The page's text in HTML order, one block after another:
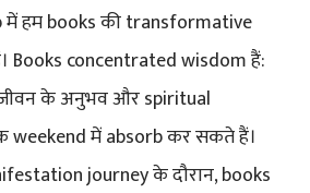
में हम books की transformative
Books concentrated wisdom हैं:
के अनुभव और spiritual
में absorb कर सकते हैं।
journey के दौरान, books